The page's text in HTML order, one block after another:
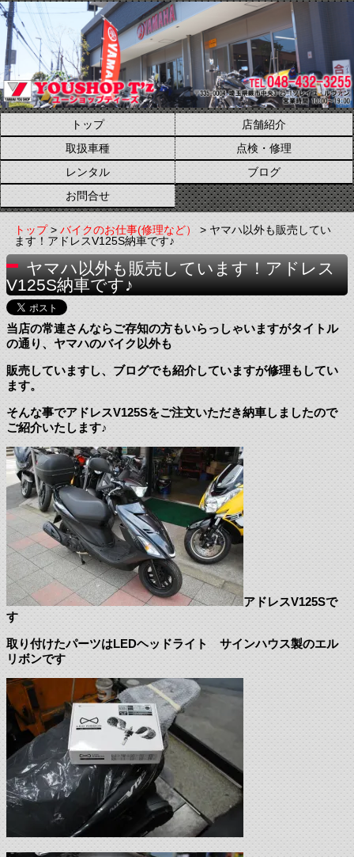
トップ
店舗紹介
取扱車種
点検・修理
レンタル
ブログ
お問合せ
トップ>バイクのお仕事(修理など）> ヤマハ以外も販売してい
ます！アドレスV125S納車です♪
ヤマハ以外も販売しています！アドレス
V125S納車です♪
当店の常連さんならご存知の方もいらっしゃいますがタイトル
の通り、ヤマハのバイク以外も
販売していますし、ブログでも紹介していますが修理もしてい
ます。
そんな事でアドレスV125Sをご注文いただき納車しましたので
ご紹介いたします♪
アドレスV125Sで
す
取り付けたパーツはLEDヘッドライト サインハウス製のエル
リボンです